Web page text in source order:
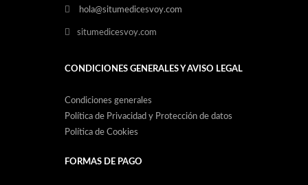
hola@situmedicesvoy.com
situmedicesvoy.com
CONDICIONES GENERALES Y AVISO LEGAL
Condiciones generales
Política de Privacidad y Protección de datos
Política de Cookies
FORMAS DE PAGO